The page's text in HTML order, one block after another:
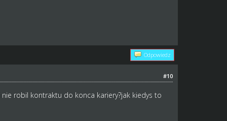
Odpowiedz
#10
robil kontraktu do konca kariery?jak kiedys to